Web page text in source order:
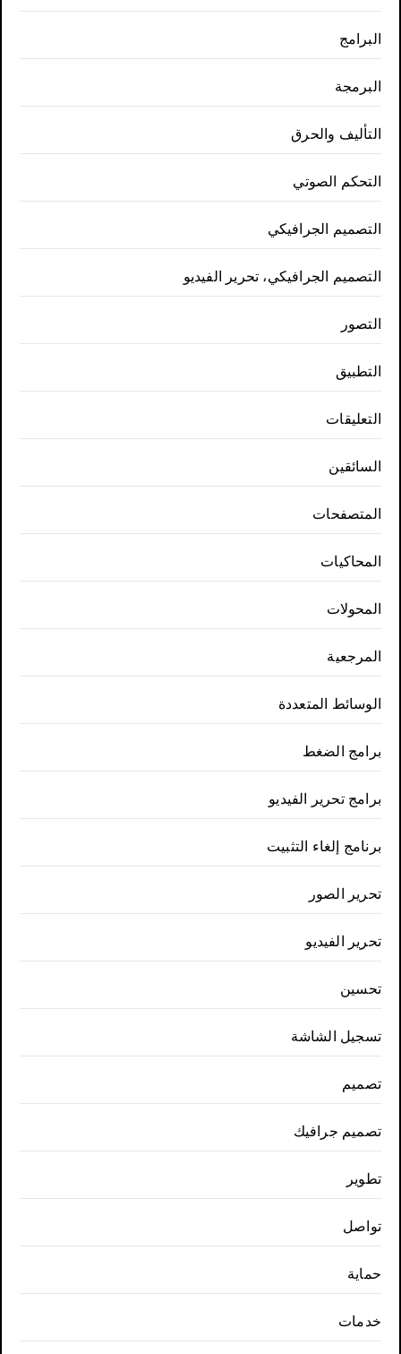
البرامج
البرمجة
التأليف والحرق
التحكم الصوتي
التصميم الجرافيكي
التصميم الجرافيكي، تحرير الفيديو
التصور
التطبيق
التعليقات
السائقين
المتصفحات
المحاكيات
المحولات
المرجعية
الوسائط المتعددة
برامج الضغط
برامج تحرير الفيديو
برنامج إلغاء التثبيت
تحرير الصور
تحرير الفيديو
تحسين
تسجيل الشاشة
تصميم
تصميم جرافيك
تطوير
تواصل
حماية
خدمات